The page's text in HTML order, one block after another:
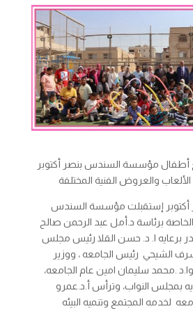
أطفال مؤسسة السندس بنصر أكتوبر
الألعاب والعروض الفنية المختلفة
أكتوبر إستقبلت مؤسسة السندس
الخاصة برئاسة د.أمل عبد الرحمن صالح
برعايه ا. د. حسن القلا رئيس مجلس
الشيحي رئيس الجامعه ، ووزير
وا.د .محمد سليمان امين عام الجامعه،
بمجلس النواب، وترأس أ.د.عمرو
لخدمه المجتمع وتنميه البيئه